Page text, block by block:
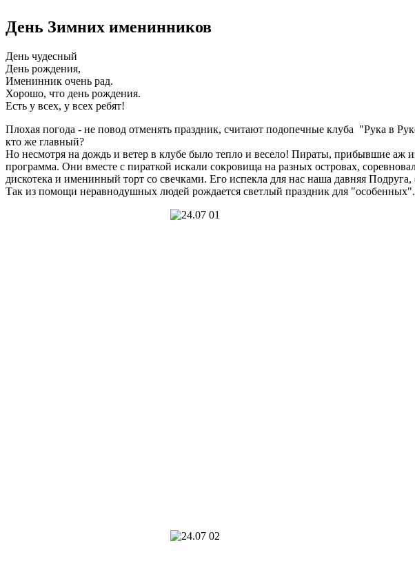
День Зимних именинников
День чудесный
День рождения,
Именинник очень рад.
Хорошо, что день рождения.
Есть у всех, у всех ребят!
Плохая погода - не повод отменять праздник, считают подопечные клуба "Рука в
кто же главный?
Но несмотря на дождь и ветер в клубе было тепло и весело! Пираты, прибывшие аж
программа. Они вместе с пираткой искали сокровища на разных островах,
дискотека и именинный торт со свечками. Его испекла для нас наша давняя
Так из помощи неравнодушных людей рождается светлый праздник для